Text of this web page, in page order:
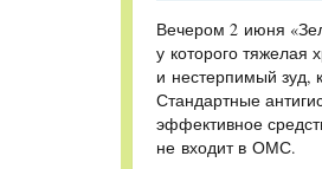
Вечером 2 июня
у которого
и нестерпимый зуд,
Стандартные
эффективное
не входит в ОМС.